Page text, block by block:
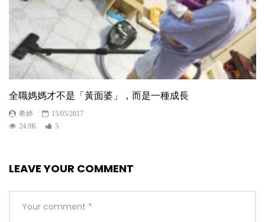
全職媽媽才不是「黃面婆」，而是一種成長
希婷
15/05/2017
24.9K
5
LEAVE YOUR COMMENT